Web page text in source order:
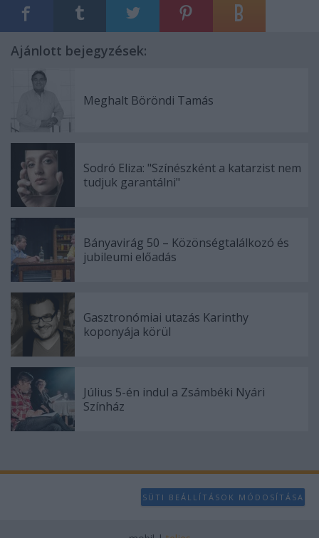
Ajánlott bejegyzések:
Meghalt Böröndi Tamás
Sodró Eliza: "Színészként a katarzist nem
tudjuk garantálni"
Bányavirág 50 – Közönségtalálkozó és
jubileumi előadás
Gasztronómiai utazás Karinthy
koponyája körül
Július 5-én indul a Zsámbéki Nyári
Színház
SÜTI BEÁLLÍTÁSOK MÓDOSÍTÁSA